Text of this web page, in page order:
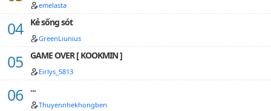
emelasta
Kẻ sống sót
GreenLiunius
GAME OVER [ KOOKMIN ]
Eirlys_5813
...
Thuyennhekhongben